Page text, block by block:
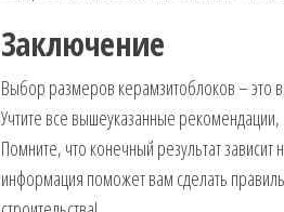
Заключение
Выбор размеров керамзитоблоков – это
Учтите все вышеуказанные
Помните, что конечный результат
информация поможет вам сделать